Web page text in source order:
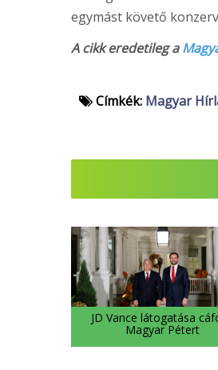
egymást követő
A cikk eredetileg a
Címkék: Magyar
JD Vance látogatása
Magyar Pétert